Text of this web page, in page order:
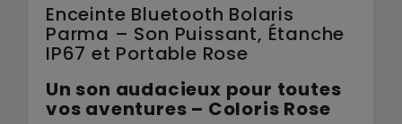
Enceinte Bluetooth Bolaris
Parma – Son Puissant, Étanche
IP67 et Portable Rose
Un son audacieux pour toutes
vos aventures – Coloris Rose